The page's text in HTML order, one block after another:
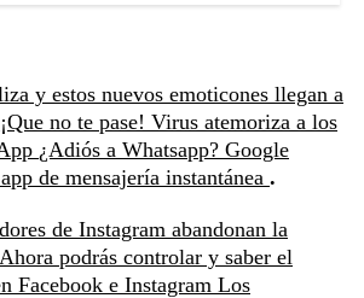
y estos nuevos emoticones llegan a
¡Que no te pase! Virus atemoriza a los
¿Adiós a Whatsapp? Google
de mensajería instantánea .
de Instagram abandonan la
podrás controlar y saber el
Facebook e Instagram Los